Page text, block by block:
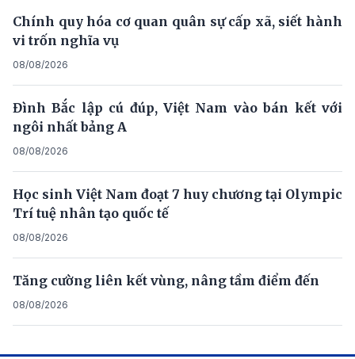
Chính quy hóa cơ quan quân sự cấp xã, siết hành
vi trốn nghĩa vụ
08/08/2026
Đình Bắc lập cú đúp, Việt Nam vào bán kết với
ngôi nhất bảng A
08/08/2026
Học sinh Việt Nam đoạt 7 huy chương tại Olympic
Trí tuệ nhân tạo quốc tế
08/08/2026
Tăng cường liên kết vùng, nâng tầm điểm đến
08/08/2026